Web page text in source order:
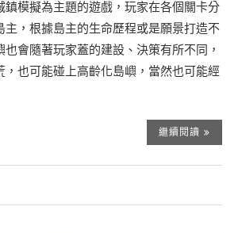
鎮模擬為主題的遊戲，玩家在各個關卡分
主，根據島主的生命歷程或是願景打造不
會隨著玩家蓋的建設、決策有所不同，
，也可能碰上高齡化島嶼，當然也可能經
繼續閱讀